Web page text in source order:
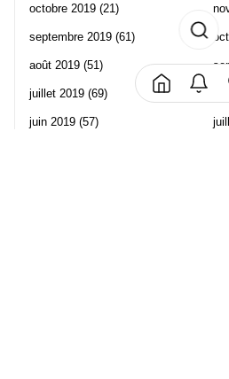
octobre 2019 (21)
septembre 2019 (61)
août 2019 (51)
juillet 2019 (69)
juin 2019 (57)